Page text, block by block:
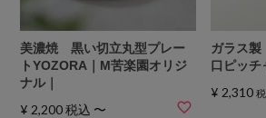
美濃焼 黒い切立丸型プレー
トYOZORA｜M苦楽園オリジ
ナル｜
¥ 2,200 税込 〜
ガラス
口ピッチ
¥ 2,310